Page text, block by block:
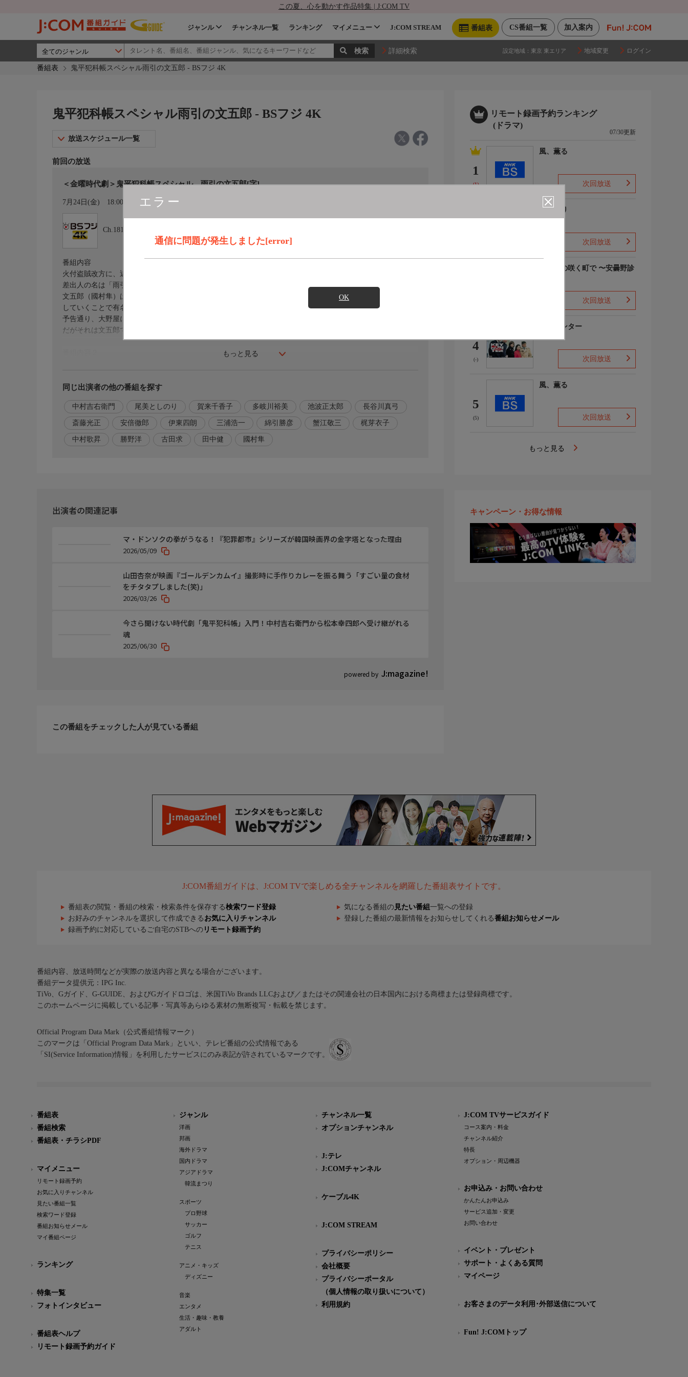
この夏、心を動かす作品特集 | J:COM TV
加入案内
CS番組一覧
番組表
ジャンル チャンネル一覧 ランキング マイメニュー J:COM STREAM
詳細検索 設定地域： 東京 東エリア 地域変更 ログイン
番組表 鬼平犯科帳スペシャル雨引の文五郎 - BSフジ 4K
エラー
通信に問題が発生しました[error]
OK
鬼平犯科帳スペシャル雨引の文五郎 - BSフジ 4K
放送スケジュール一覧
前回の放送
＜金曜時代劇＞鬼平犯科帳スペシャル 雨引の文五郎[字]
7月24日(金) 18:00〜20:00 カレンダー登録
Ch.181
もっと見る
番組内容
火付盗賊改方に、近々日本橋の足袋問屋「大野屋」に盗みに入るという予告状が届いていた。
差出人の名は「雨引文五郎」。
文五郎（國村隼）はひとり働きの盗っ人で、隙間風の異名のとおり、音もなく出入りし、必ず証拠の名札を残
していくことで有名だった。
予告通り、大野屋に盗人が入った。
だがそれは文五郎ではなく、急ぎ働き専門の落針の彦蔵一味だった。
予告状の話は彦蔵の耳にも入った。
手下の政次は以前文五郎と仕事をしていた犬神の権三郎（田中健）の女房、おしげ（賀来千香子）のところへ
聞き込みに行った。
「どこにいるかは知らない」というおしげ。
平蔵たちが割って入ると、文五郎は逃走してしまい、彦蔵だけが捕らえられた。
長谷川平蔵：中村吉右衛門
木村忠吾：尾美としのり
大滝の五郎蔵：綿引勝彦
雨引の文五郎：國村隼
制作
＊この番組はＨＤ放送からのアップコンバートです。
同じ出演者の他の番組を探す
中村吉右衛門 尾美としのり 賀来千香子 多岐川裕美 池波正太郎 長谷川真弓
斎藤光正 安倍徹郎 伊東四朗 三浦浩一 綿引勝彦 蟹江敬三 梶芽衣子
中村歌昇 勝野洋 古田求 田中健 國村隼
出演者の関連記事
powered by J:magazine!
マ・ドンソクの拳がうなる！『犯罪都市』シリーズが韓国映画界の金字塔となった理由
2026/05/09
山田杏奈が映画『ゴールデンカムイ』撮影時に手作りカレーを振る舞う「すごい量の食材
をチタタプしました(笑)」
2026/03/26
今さら聞けない時代劇「鬼平犯科帳」入門！中村吉右衛門から松本幸四郎へ受け継がれる
魂
2025/06/30
この番組をチェックした人が見ている番組
リモート録画予約ランキング
(ドラマ)
07/30更新
1
(1)
風、薫る
次回放送
ひまわり
次回放送
勿忘草の咲く町で 〜安曇野診
次回放送
4
(-)
キイハンター
次回放送
5
(5)
風、薫る
次回放送
もっと見る
キャンペーン・お得な情報
J:COM番組ガイドは、J:COM TVで楽しめる全チャンネルを網羅した番組表サイトです。
番組表の閲覧・番組の検索・検索条件を保存する検索ワード登録 気になる番組の 見たい番組 一覧への登録
お好みのチャンネルを選択して作成できる お気に入りチャンネル 登録した番組の最新情報をお知らせしてくれる番組お知らせメール
録画予約に対応しているご自宅のSTBへの リモート録画予約
番組内容、放送時間などが実際の放送内容と異なる場合がございます。
番組データ提供元：IPG Inc.
TiVo、Gガイド、G-GUIDE、およびGガイドロゴは、米国TiVo Brands LLCおよび／またはその関連会社の日本国内における商標または登録商標です。
このホームページに掲載している記事・写真等あらゆる素材の無断複写・転載を禁じます。
Official Program Data Mark（公式番組情報マーク）
このマークは「Official Program Data Mark」といい、テレビ番組の公式情報である
「SI(Service Information)情報」を利用したサービスにのみ表記が許されているマークです。
番組表
番組検索
番組表・チラシPDF
マイメニュー
リモート録画予約
お気に入りチャンネル
見たい番組一覧
検索ワード登録
番組お知らせメール
マイ番組ページ
ランキング
特集一覧
フォトインタビュー
番組表ヘルプ
リモート録画予約ガイド
ジャンル
洋画
邦画
海外ドラマ
国内ドラマ
アジアドラマ
韓流まつり
スポーツ
プロ野球
サッカー
ゴルフ
テニス
アニメ・キッズ
ディズニー
音楽
エンタメ
生活・趣味・教養
アダルト
チャンネル一覧
オプションチャンネル
J:テレ
J:COMチャンネル
ケーブル4K
J:COM STREAM
プライバシーポリシー
会社概要
プライバシーポータル
（個人情報の取り扱いについて）
利用規約
J:COM TVサービスガイド
コース案内・料金
チャンネル紹介
特長
オプション・周辺機器
お申込み・お問い合わせ
かんたんお申込み
サービス追加・変更
お問い合わせ
イベント・プレゼント
サポート・よくある質問
マイページ
お客さまのデータ利用･外部送信について
Fun! J:COMトップ